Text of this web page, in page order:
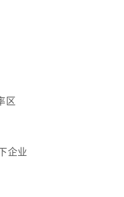
区
企业